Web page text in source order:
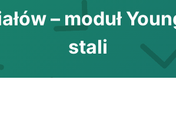
– moduł
stali